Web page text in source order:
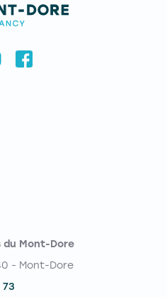
du Mont-Dore
- Mont-Dore